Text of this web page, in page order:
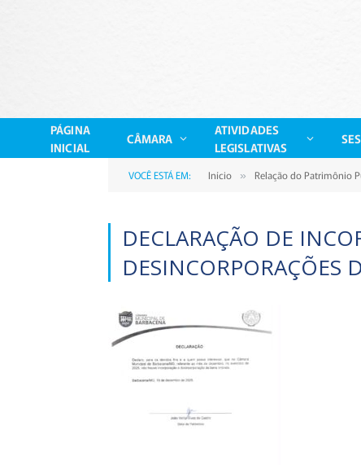
PÁGINA
INICIAL
CÂMARA
ATIVIDADES
LEGISLATIVAS
VOCÊ ESTÁ EM: Início » Relação do Patrimônio
DECLARAÇÃO DE
DESINCORPORAÇÕES